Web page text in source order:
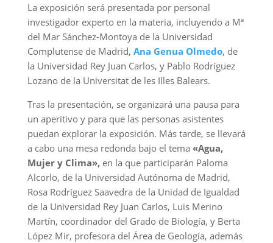
La exposición será presentada por personal
investigador experto en la materia, incluyendo a Mª
del Mar Sánchez-Montoya de la Universidad
Complutense de Madrid, Ana Genua Olmedo, de
la Universidad Rey Juan Carlos, y Pablo Rodríguez
Lozano de la Universitat de les Illes Balears.
Tras la presentación, se organizará una pausa para
un aperitivo y para que las personas asistentes
puedan explorar la exposición. Más tarde, se llevará
a cabo una mesa redonda bajo el tema «Agua,
Mujer y Clima»,en la que participarán Paloma
Alcorlo, de la Universidad Autónoma de Madrid,
Rosa Rodríguez Saavedra de la Unidad de Igualdad
de la Universidad Rey Juan Carlos, Luis Merino
Martín, coordinador del Grado de Biología, y Berta
López Mir, profesora del Área de Geología, además